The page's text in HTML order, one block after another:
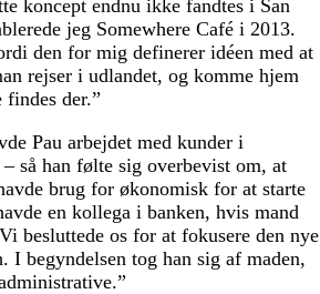
koncept endnu ikke fandtes i San
jeg Somewhere Café i 2013.
den for mig definerer idéen med at
rejser i udlandet, og komme hjem
findes der.”
Pau arbejdet med kunder i
– så han følte sig overbevist om, at
brug for økonomisk for at starte
en kollega i banken, hvis mand
besluttede os for at fokusere den nye
I begyndelsen tog han sig af maden,